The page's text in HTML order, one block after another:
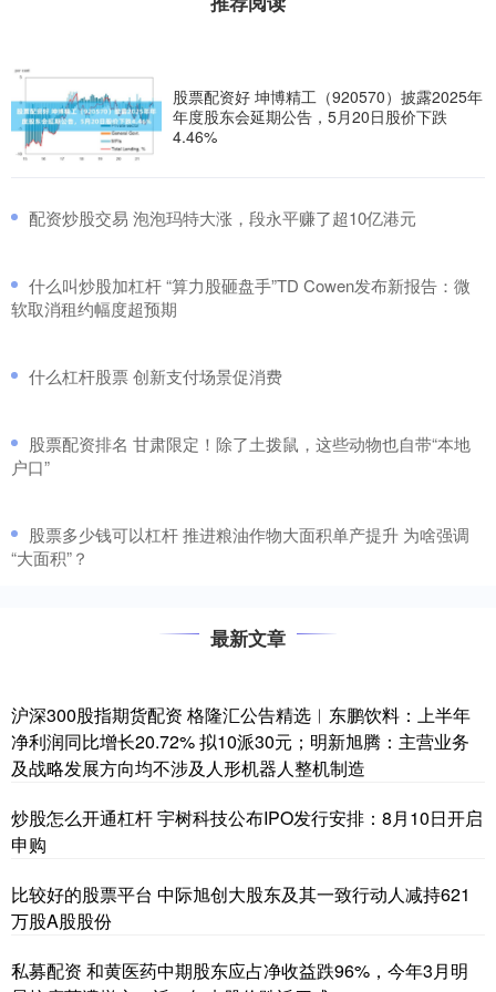
股票配资好 坤博精工（920570）披露2025年
年度股东会延期公告，5月20日股价下跌
4.46%
​配资炒股交易 泡泡玛特大涨，段永平赚了超10亿港元
​什么叫炒股加杠杆 “算力股砸盘手”TD Cowen发布新报告：微
软取消租约幅度超预期
​什么杠杆股票 创新支付场景促消费
​股票配资排名 甘肃限定！除了土拨鼠，这些动物也自带“本地
户口”
​股票多少钱可以杠杆 推进粮油作物大面积单产提升 为啥强调
“大面积”？
最新文章
沪深300股指期货配资 格隆汇公告精选︱东鹏饮料：上半年
净利润同比增长20.72% 拟10派30元；明新旭腾：主营业务
及战略发展方向均不涉及人形机器人整机制造
炒股怎么开通杠杆 宇树科技公布IPO发行安排：8月10日开启
申购
比较好的股票平台 中际旭创大股东及其一致行动人减持621
万股A股股份
私募配资 和黄医药中期股东应占净收益跌96%，今年3月明